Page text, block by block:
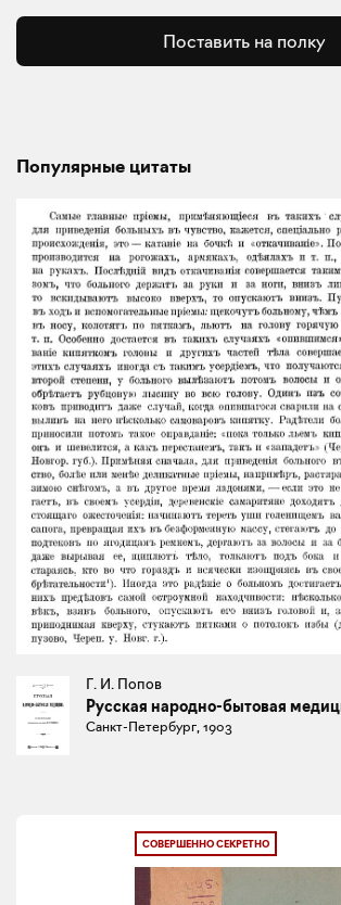
Поставить на полку
Популярные цитаты
Г. И. Попов
Русская народно-бытовая
Санкт-Петербург, 1903
СОВЕРШЕННО СЕКРЕТНО